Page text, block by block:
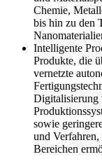
Chemie,
bis hin zu den
Intelligente
Produkte, die
vernetzte
Digitalisierung
sowie
und
Bereichen